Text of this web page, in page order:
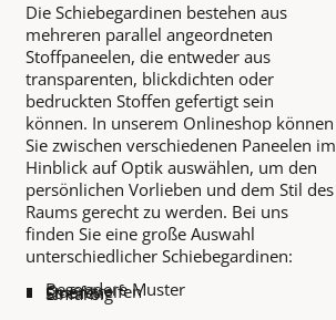
Die Schiebegardinen bestehen aus
mehreren parallel angeordneten
Stoffpaneelen, die entweder aus
transparenten, blickdichten oder
bedruckten Stoffen gefertigt sein
können. In unserem Onlineshop können
Sie zwischen verschiedenen Paneelen im
Hinblick auf Optik auswählen, um den
persönlichen Vorlieben und dem Stil des
Raums gerecht zu werden. Bei uns
finden Sie eine große Auswahl
unterschiedlicher Schiebegardinen:
Einfarbig
Streifen
Querstreifen
Besondere Muster